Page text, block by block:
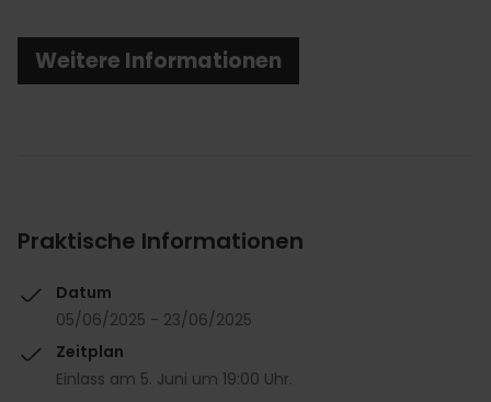
Weitere Informationen
Praktische Informationen
Datum
05/06/2025 - 23/06/2025
Zeitplan
Einlass am 5. Juni um 19:00 Uhr.